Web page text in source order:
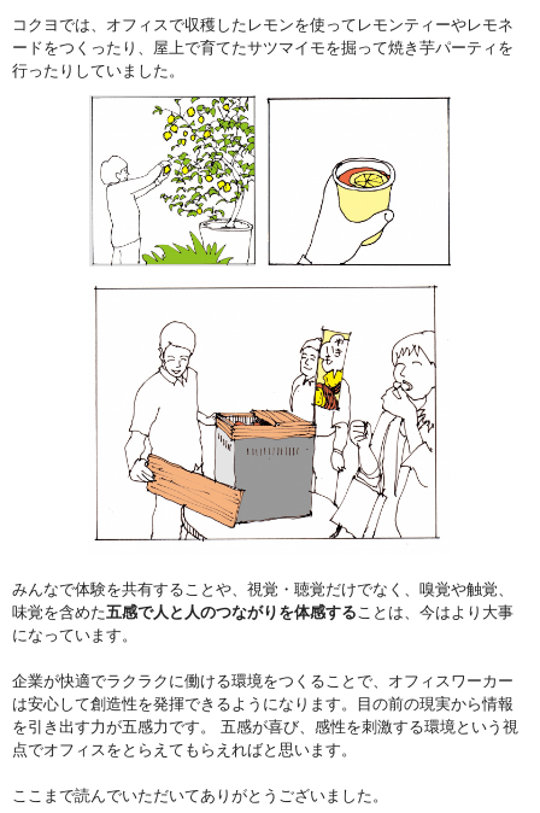
コクヨでは、オフィスで収穫したレモンを使ってレモンティーやレモネ
ードをつくったり、屋上で育てたサツマイモを掘って焼き芋パーティを
行ったりしていました。
みんなで体験を共有することや、視覚・聴覚だけでなく、嗅覚や触覚、
味覚を含めた五感で人と人のつながりを体感する ことは、今はより大事
になっています。
企業が快適でラクラクに働ける環境をつくることで、オフィスワーカー
は安心して創造性を発揮できるようになります。目の前の現実から情報
を引き出す力が五感力です。 五感が喜び、感性を刺激する環境という視
点でオフィスをとらえてもらえればと思います。
ここまで読んでいただいてありがとうございました。